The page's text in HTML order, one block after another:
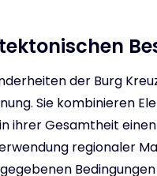
der Burg
Sie kombinieren
ihrer Gesamtheit
regionaler